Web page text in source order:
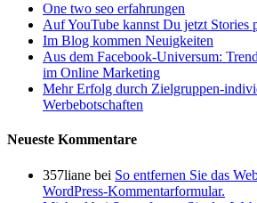
(Schritt
für
Schritt)
One two seo erfahrungen
Auf YouTube kannst Du jetzt Stories
Im Blog kommen Neuigkeiten
Aus dem Facebook-Universum:
im Online Marketing
Mehr Erfolg durch Zielgruppen-
Werbebotschaften
Neueste Kommentare
357liane bei So entfernen Sie das
WordPress-Kommentarformular.